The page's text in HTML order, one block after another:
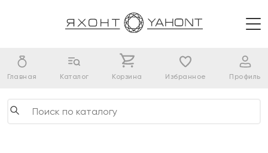
Главная Каталог Корзина Избранное Профиль